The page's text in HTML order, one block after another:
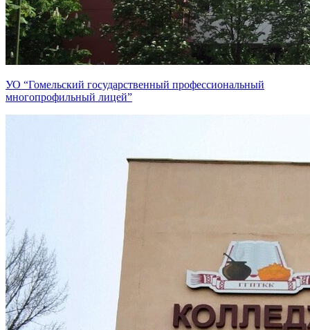
УО “Гомельский государственный профессиональный
многопрофильный лицей”